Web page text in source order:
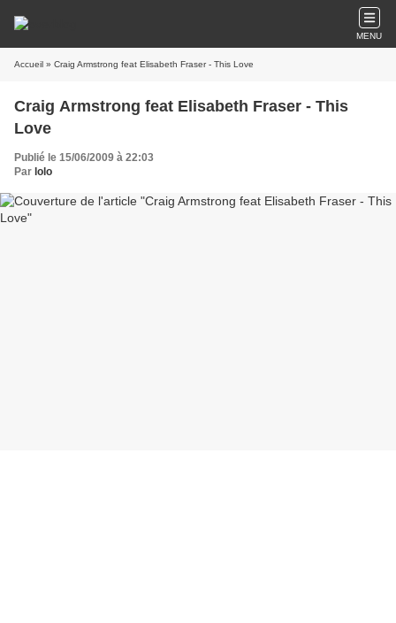
MENU
Accueil » Craig Armstrong feat Elisabeth Fraser - This Love
Craig Armstrong feat Elisabeth Fraser - This
Love
Publié le 15/06/2009 à 22:03
Par lolo